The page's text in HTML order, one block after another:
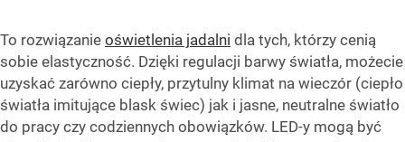
To rozwiązanie oświetlenia jadalni dla tych, którzy cenią
sobie elastyczność. Dzięki regulacji barwy światła, możecie
uzyskać zarówno ciepły, przytulny klimat na wieczór (ciepło
światła imitujące blask świec) jak i jasne, neutralne światło
do pracy czy codziennych obowiązków. LED-y mogą być